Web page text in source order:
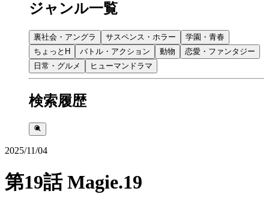
ジャンル一覧
裏社会・アングラ サスペンス・ホラー
学園・青春
ちょっとH
バトル・アクション 動物
恋愛・ファンタジー
日常・グルメ
ヒューマンドラマ
検索履歴
2025/11/04
第19話 Magie.19